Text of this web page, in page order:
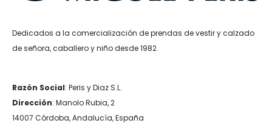
Dedicados a la comercialización de prendas de vestir y calzado
de señora, caballero y niño desde 1982.
Razón Social: Peris y Diaz S.L.
Dirección: Manolo Rubia, 2
14007 Córdoba, Andalucía, España